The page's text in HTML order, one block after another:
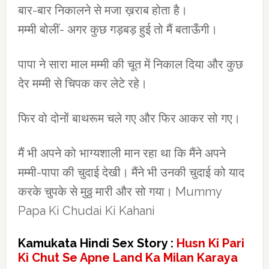
बार-बार निकालने से मजा ख़राब होता है।
मम्मी बोलीं- अगर कुछ गड़बड़ हुई तो मैं बताऊँगी।
पापा ने सारा माल मम्मी की चूत में निकाल दिया और कुछ
देर मम्मी से चिपक कर लेटे रहे।
फिर वो दोनों बाथरूम चले गए और फिर आकर सो गए।
मैं भी अपने को भाग्यशाली मान रहा था कि मैंने अपने
मम्मी-पापा की चुदाई देखी। मैंने भी उनकी चुदाई को याद
करके चुपके से मुठ्ठ मारी और सो गया। Mummy
Papa Ki Chudai Ki Kahani
Kamukata Hindi Sex Story : Husn Ki Pari
Ki Chut Se Apne Land Ka Milan Karaya